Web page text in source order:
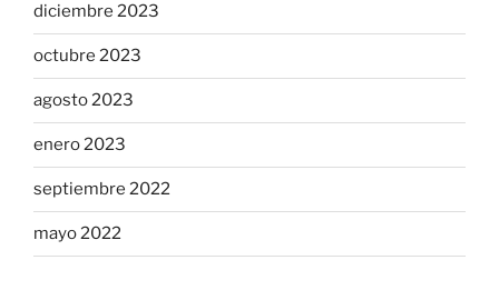
diciembre 2023
octubre 2023
agosto 2023
enero 2023
septiembre 2022
mayo 2022